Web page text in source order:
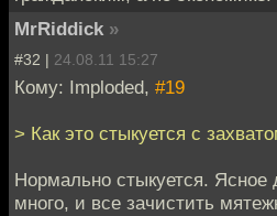
MrRiddick »
#32 | 24.08.11 15:27
Кому: Imploded, #19
> Как это стыкуется с
Нормально стыкуется. Ясное
много, и все зачистить